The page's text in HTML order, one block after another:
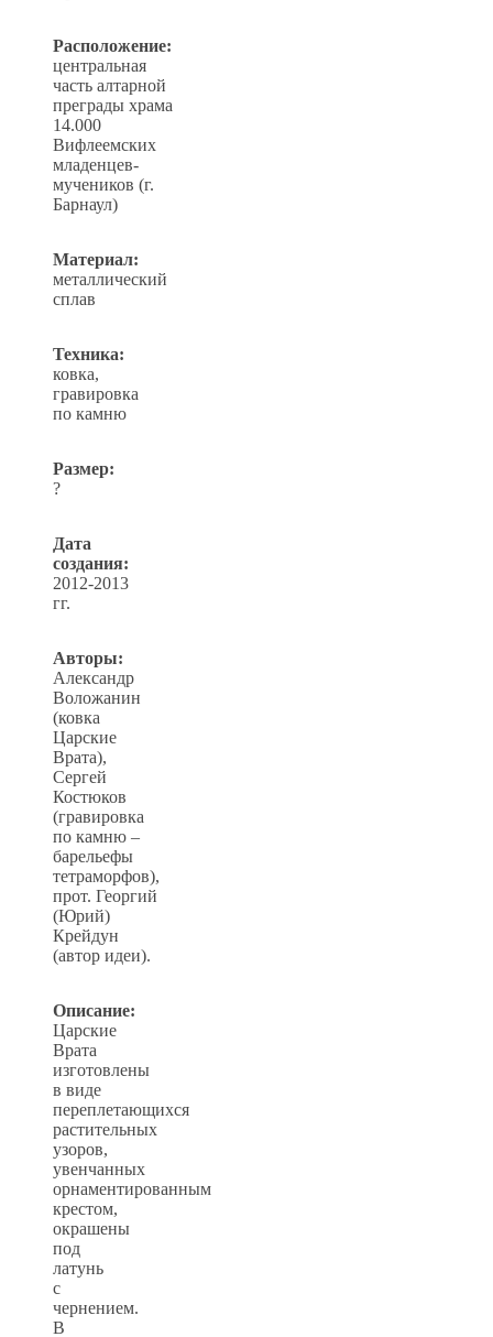
Расположение:
центральная
часть алтарной
преграды храма
14.000
Вифлеемских
младенцев-
мучеников (г.
Барнаул)
Материал:
металлический
сплав
Техника:
ковка,
гравировка
по камню
Размер:
?
Дата
создания:
2012-2013
гг.
Авторы:
Александр
Воложанин
(ковка
Царские
Врата),
Сергей
Костюков
(гравировка
по камню –
барельефы
тетраморфов),
прот. Георгий
(Юрий)
Крейдун
(автор идеи).
Описание:
Царские
Врата
изготовлены
в виде
переплетающихся
растительных
узоров,
увенчанных
орнаментированным
крестом,
окрашены
под
латунь
с
чернением.
В